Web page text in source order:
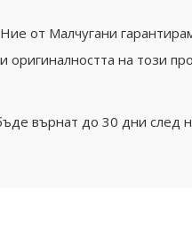
Ние от Малчугани
и оригиналността на този
върнат до 30 дни след